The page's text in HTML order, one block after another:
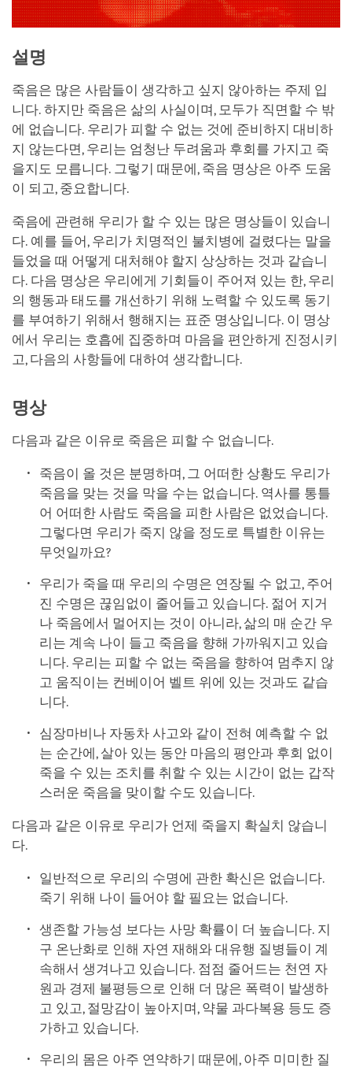
설명
죽음은 많은 사람들이 생각하고 싶지 않아하는 주제 입
니다. 하지만 죽음은 삶의 사실이며, 모두가 직면할 수 밖
에 없습니다. 우리가 피할 수 없는 것에 준비하지 대비하
지 않는다면, 우리는 엄청난 두려움과 후회를 가지고 죽
을지도 모릅니다. 그렇기 때문에, 죽음 명상은 아주 도움
이 되고, 중요합니다.
죽음에 관련해 우리가 할 수 있는 많은 명상들이 있습니
다. 예를 들어, 우리가 치명적인 불치병에 걸렸다는 말을
들었을 때 어떻게 대처해야 할지 상상하는 것과 같습니
다. 다음 명상은 우리에게 기회들이 주어져 있는 한, 우리
의 행동과 태도를 개선하기 위해 노력할 수 있도록 동기
를 부여하기 위해서 행해지는 표준 명상입니다. 이 명상
에서 우리는 호흡에 집중하며 마음을 편안하게 진정시키
고, 다음의 사항들에 대하여 생각합니다.
명상
다음과 같은 이유로 죽음은 피할 수 없습니다.
죽음이 올 것은 분명하며, 그 어떠한 상황도 우리가
죽음을 맞는 것을 막을 수는 없습니다. 역사를 통틀
어 어떠한 사람도 죽음을 피한 사람은 없었습니다.
그렇다면 우리가 죽지 않을 정도로 특별한 이유는
무엇일까요?
우리가 죽을 때 우리의 수명은 연장될 수 없고, 주어
진 수명은 끊임없이 줄어들고 있습니다. 젊어 지거
나 죽음에서 멀어지는 것이 아니라, 삶의 매 순간 우
리는 계속 나이 들고 죽음을 향해 가까워지고 있습
니다. 우리는 피할 수 없는 죽음을 향하여 멈추지 않
고 움직이는 컨베이어 벨트 위에 있는 것과도 같습
니다.
심장마비나 자동차 사고와 같이 전혀 예측할 수 없
는 순간에, 살아 있는 동안 마음의 평안과 후회 없이
죽을 수 있는 조치를 취할 수 있는 시간이 없는 갑작
스러운 죽음을 맞이할 수도 있습니다.
다음과 같은 이유로 우리가 언제 죽을지 확실치 않습니
다.
일반적으로 우리의 수명에 관한 확신은 없습니다.
죽기 위해 나이 들어야 할 필요는 없습니다.
생존할 가능성 보다는 사망 확률이 더 높습니다. 지
구 온난화로 인해 자연 재해와 대유행 질병들이 계
속해서 생겨나고 있습니다. 점점 줄어드는 천연 자
원과 경제 불평등으로 인해 더 많은 폭력이 발생하
고 있고, 절망감이 높아지며, 약물 과다복용 등도 증
가하고 있습니다.
우리의 몸은 아주 연약하기 때문에, 아주 미미한 질